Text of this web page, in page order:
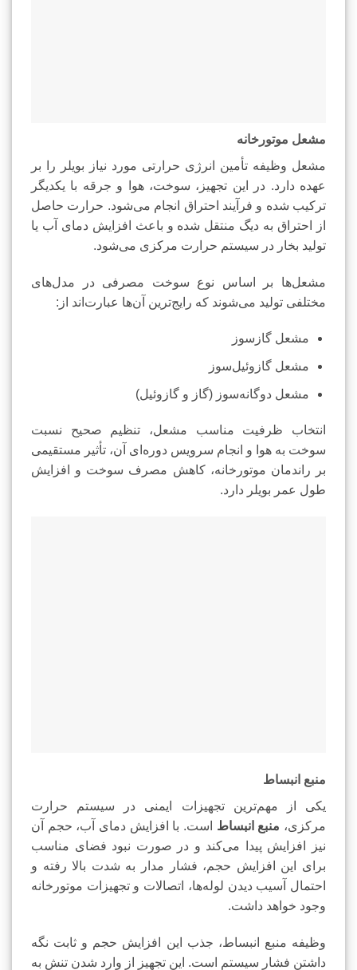
مشعل موتورخانه
مشعل وظیفه تأمین انرژی حرارتی مورد نیاز بویلر را بر
عهده دارد. در این تجهیز، سوخت، هوا و جرقه با یکدیگر
ترکیب شده و فرآیند احتراق انجام می‌شود. حرارت حاصل
از احتراق به دیگ منتقل شده و باعث افزایش دمای آب یا
تولید بخار در سیستم حرارت مرکزی می‌شود.
مشعل‌ها بر اساس نوع سوخت مصرفی در مدل‌های
مختلفی تولید می‌شوند که رایج‌ترین آن‌ها عبارت‌اند از:
مشعل گازسوز
مشعل گازوئیل‌سوز
مشعل دوگانه‌سوز (گاز و گازوئیل)
انتخاب ظرفیت مناسب مشعل، تنظیم صحیح نسبت
سوخت به هوا و انجام سرویس دوره‌ای آن، تأثیر مستقیمی
بر راندمان موتورخانه، کاهش مصرف سوخت و افزایش
طول عمر بویلر دارد.
منبع انبساط
یکی از مهم‌ترین تجهیزات ایمنی در سیستم حرارت
مرکزی، منبع انبساط است. با افزایش دمای آب، حجم آن
نیز افزایش پیدا می‌کند و در صورت نبود فضای مناسب
برای این افزایش حجم، فشار مدار به شدت بالا رفته و
احتمال آسیب دیدن لوله‌ها، اتصالات و تجهیزات موتورخانه
وجود خواهد داشت.
وظیفه منبع انبساط، جذب این افزایش حجم و ثابت نگه
داشتن فشار سیستم است. این تجهیز از وارد شدن تنش به